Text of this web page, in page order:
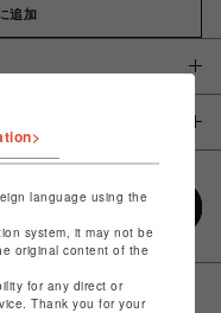
追加
language using the
system, it may not be
original content of the
for any direct or
Thank you for your